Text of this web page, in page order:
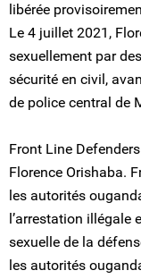
libérée
Le 4 juillet 2021,
sexuellement par
sécurité en civil,
de police central de
Front Line
Florence Orishaba.
les autorités
l’arrestation illégale
sexuelle de la
les autorités